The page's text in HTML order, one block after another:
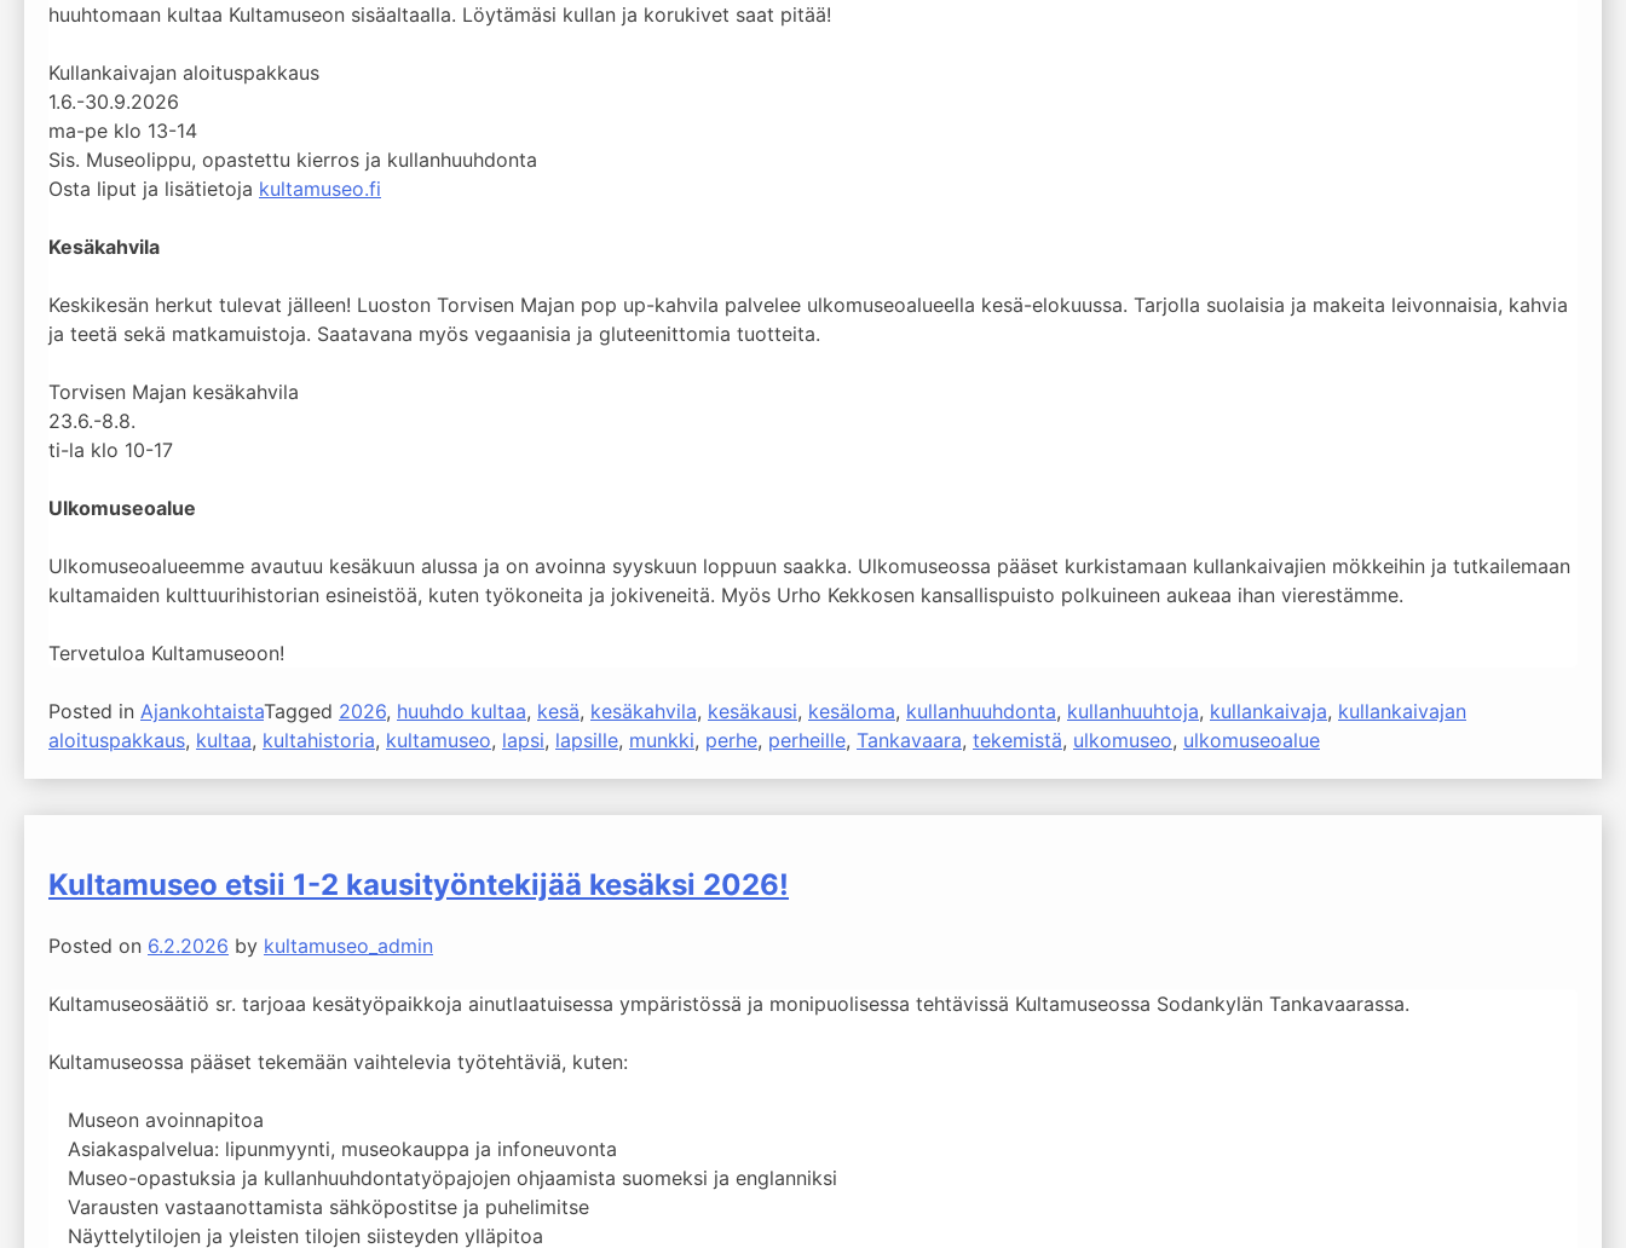
huuhtomaan kultaa Kultamuseon sisäaltaalla. Löytämäsi kullan ja korukivet saat pitää!
Kullankaivajan aloituspakkaus
1.6.-30.9.2026
ma-pe klo 13-14
Sis. Museolippu, opastettu kierros ja kullanhuuhdonta
Osta liput ja lisätietoja kultamuseo.fi
Kesäkahvila
Keskikesän herkut tulevat jälleen! Luoston Torvisen Majan pop up-kahvila palvelee ulkomuseoalueella kesä-elokuussa. Tarjolla suolaisia ja makeita leivonnaisia, kahvia
ja teetä sekä matkamuistoja. Saatavana myös vegaanisia ja gluteenittomia tuotteita.
Torvisen Majan kesäkahvila
23.6.-8.8.
ti-la klo 10-17
Ulkomuseoalue
Ulkomuseoalueemme avautuu kesäkuun alussa ja on avoinna syyskuun loppuun saakka. Ulkomuseossa pääset kurkistamaan kullankaivajien mökkeihin ja tutkailemaan
kultamaiden kulttuurihistorian esineistöä, kuten työkoneita ja jokiveneitä. Myös Urho Kekkosen kansallispuisto polkuineen aukeaa ihan vierestämme.
Tervetuloa Kultamuseoon!
Posted in AjankohtaistaTagged 2026, huuhdo kultaa, kesä, kesäkahvila, kesäkausi, kesäloma, kullanhuuhdonta, kullanhuuhtoja, kullankaivaja, kullankaivajan
aloituspakkaus, kultaa, kultahistoria, kultamuseo, lapsi, lapsille, munkki, perhe, perheille, Tankavaara, tekemistä, ulkomuseo, ulkomuseoalue
Kultamuseo etsii 1-2 kausityöntekijää kesäksi 2026!
Posted on 6.2.2026 by kultamuseo_admin
Kultamuseosäätiö sr. tarjoaa kesätyöpaikkoja ainutlaatuisessa ympäristössä ja monipuolisessa tehtävissä Kultamuseossa Sodankylän Tankavaarassa.
Kultamuseossa pääset tekemään vaihtelevia työtehtäviä, kuten:
Museon avoinnapitoa
Asiakaspalvelua: lipunmyynti, museokauppa ja infoneuvonta
Museo-opastuksia ja kullanhuuhdontatyöpajojen ohjaamista suomeksi ja englanniksi
Varausten vastaanottamista sähköpostitse ja puhelimitse
Näyttelytilojen ja yleisten tilojen siisteyden ylläpitoa